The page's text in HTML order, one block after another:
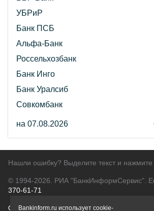
УБРиР
Банк ПСБ
Альфа-Банк
Россельхозбанк
Банк Инго
Банк Уралсиб
Совкомбанк
на 07.08.2026
Нашли ошибку? Выделите текст и нажмите
© 1994-2026. РИА "БанкИнформСервис".
370-61-71
О проектеПолитика конфиденциальности
Bankinform.ru использует cookie-